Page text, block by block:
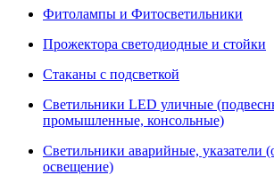
Фитолампы и Фитосветильники
Прожектора светодиодные и стойки
Стаканы с подсветкой
Светильники LED уличные
промышленные, консольные)
Светильники аварийные, указатели
освещение)